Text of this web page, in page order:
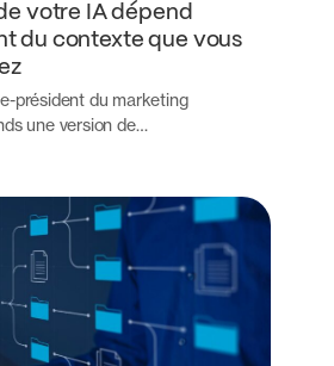
votre IA dépend
du contexte que vous
président du marketing
une version de…